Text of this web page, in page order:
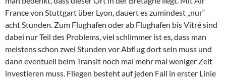
France von Stuttgart über Lyon, dauert es zumindest „nur“
acht Stunden. Zum Flughafen oder ab Flughafen bis Vitré sind
dabei nur Teil des Problems, viel schlimmer ist es, dass man
meistens schon zwei Stunden vor Abflug dort sein muss und
dann eventuell beim Transit noch mal mehr mal weniger Zeit
investieren muss. Fliegen besteht auf jeden Fall in erster Linie